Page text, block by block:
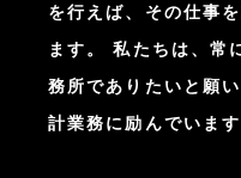
を行えば、その仕事
ます。
私たちは、常
務所でありたいと願い
計業務に励んでいます